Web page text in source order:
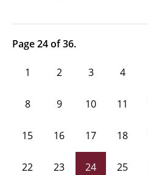
Page 24 of 36.
1 2 3 4
8 9 10 11
15 16 17 18
22 23 24 25